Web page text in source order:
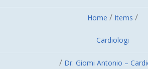
Home / Items /
Cardiologi
/ Dr. Giomi Antonio –